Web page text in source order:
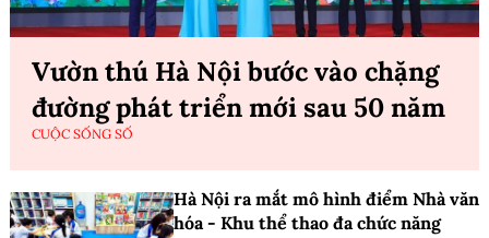
Vườn thú Hà Nội bước vào chặng
đường phát triển mới sau 50 năm
CUỘC SỐNG SỐ
Hà Nội ra mắt mô hình điểm Nhà văn
hóa - Khu thể thao đa chức năng